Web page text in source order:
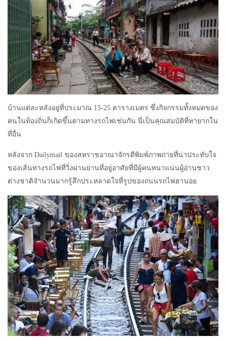
บ้านแต่ละหลังอยู่ที่ประมาณ 15-25 ตารางเมตร ซึ่งกิจกรรมทั้งหมดของ
คนในท้องถิ่นก็เกิดขึ้นตามทางรถไฟเช่นกัน นี่เป็นคุณสมบัติที่หายากใน
ที่อื่น
หลังจาก Dailymail ของสหราชอาณาจักรตีพิมพ์ภาพถ่ายที่น่าประทับใจ
ของเส้นทางรถไฟที่วิ่งผ่านย่านที่อยู่อาศัยที่มีผู้คนหนาแน่นผู้อ่านชาว
ต่างชาติจำนวนมากรู้สึกประหลาดใจที่รูปของถนนรถไฟฮานอย